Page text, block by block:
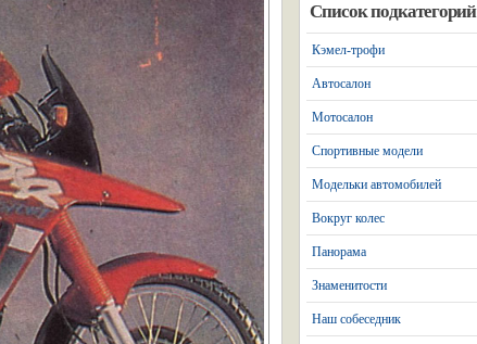
Список подкатегорий
Кэмел-трофи
Автосалон
Мотосалон
Спортивные модели
Модельки автомобилей
Вокруг колес
Панорама
Знаменитости
Наш собеседник